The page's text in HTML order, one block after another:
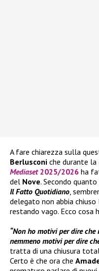
A fare chiarezza sulla
Berlusconi che durante
Mediaset2025/2026 ha
del Nove. Secondo
Il Fatto Quotidiano,
delegato non abbia
restando vago. Ecco
“Non ho motivi per dire
nemmeno motivi per dire
tratta di una chiusura
Certo è che ora che